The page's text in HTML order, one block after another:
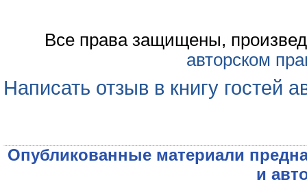
Все права защищены,
авторском
Написать отзыв в книгу гостей
Опубликованные материали
и